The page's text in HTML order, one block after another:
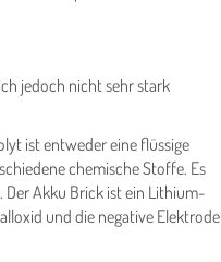
jedoch nicht sehr stark
ist entweder eine fl­üssige
chemische Stoffe. Es
Akku Brick ist ein Lithium-
und die negative Elektrode